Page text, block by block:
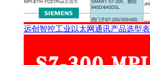
远创智控工业以太网通讯产品选型表